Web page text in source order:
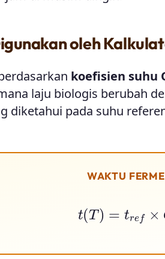
oleh
koefisien suhu
laju biologis berubah
diketahui pada suhu
WAKTU